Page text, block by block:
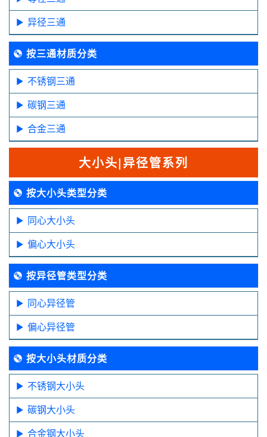
异径三通
按三通材质分类
不锈钢三通
碳钢三通
合金三通
大小头|异径管系列
按大小头类型分类
同心大小头
偏心大小头
按异径管类型分类
同心异径管
偏心异径管
按大小头材质分类
不锈钢大小头
碳钢大小头
合金钢大小头